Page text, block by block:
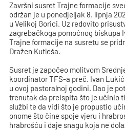
Završni susret Trajne formacije
održan je u ponedjeljak 8. lipnja
u Velikoj Gorici. Uz redovito
zagrebačkoga pomoćnog biskupa
Trajne formacije na susretu se
Dražen Kutleša.
Susret je započeo molitvom
koordinator TFS-a preč. Ivan
u ovoj pastoralnoj godini. Dao je
trenutak da preispita što je učinio
službi te da vidi što je propustio
onome što čine spoje vjeru i
hrabrošću i daje snagu koja ne